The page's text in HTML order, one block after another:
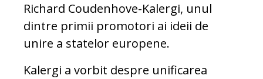
Richard Coudenhove-Kalergi, unul
dintre primii promotori ai ideii de
unire a statelor europene.
Kalergi a vorbit despre unificarea